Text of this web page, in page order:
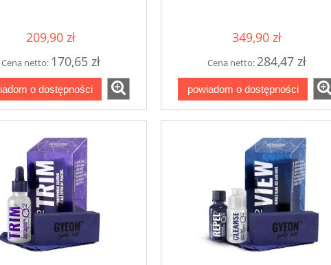
209,90 zł
Cena netto: 170,65 zł
o dostępności
349,90 zł
Cena netto: 284,47 zł
powiadom o dostępności